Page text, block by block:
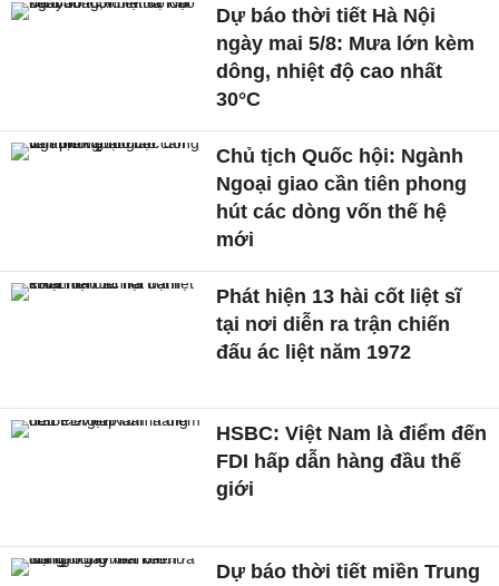
Dự báo thời tiết Hà Nội
ngày mai 5/8: Mưa lớn kèm
dông, nhiệt độ cao nhất
30°C
Chủ tịch Quốc hội: Ngành
Ngoại giao cần tiên phong
hút các dòng vốn thế hệ
mới
Phát hiện 13 hài cốt liệt sĩ
tại nơi diễn ra trận chiến
đấu ác liệt năm 1972
HSBC: Việt Nam là điểm đến
FDI hấp dẫn hàng đầu thế
giới
Dự báo thời tiết miền Trung